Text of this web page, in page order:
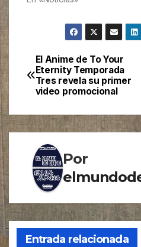
Navegación
de
entradas
El Anime de To Your
Eternity Temporada
Tres revela su primer
video promocional
Por
Entrada relacionada